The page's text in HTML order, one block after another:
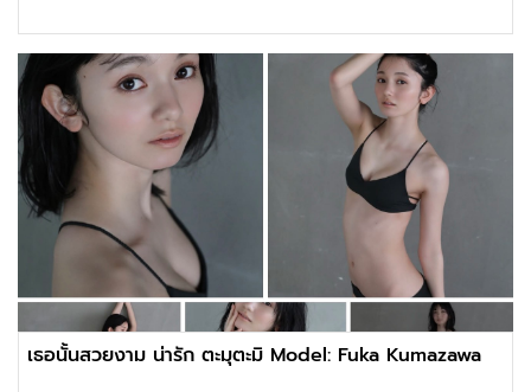
เธอนั้นสวยงาม น่ารัก ตะมุตะมิ Model: Fuka Kumazawa